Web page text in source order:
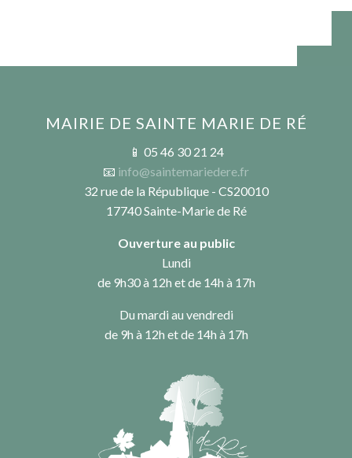
MAIRIE DE SAINTE MARIE DE RÉ
📱 05 46 30 21 24
📧 info@saintemariedere.fr
32 rue de la République - CS20010
17740 Sainte-Marie de Ré
Ouverture au public
Lundi
de 9h30 à 12h et de 14h à 17h
Du mardi au vendredi
de 9h à 12h et de 14h à 17h